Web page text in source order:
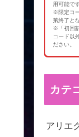
用可能で
※限定コ
第終了と
※「初回
コード以
ださい。
カテ
アリエ